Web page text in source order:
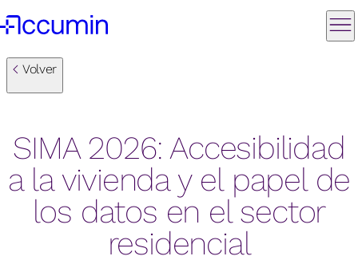
Volver
SIMA 2026: Accesibilidad
a la vivienda y el papel de
los datos en el sector
residencial